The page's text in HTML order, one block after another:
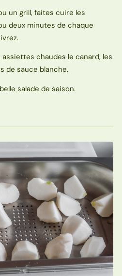
un grill, faites cuire les
deux minutes de chaque
assiettes chaudes le canard, les
de sauce blanche.
salade de saison.